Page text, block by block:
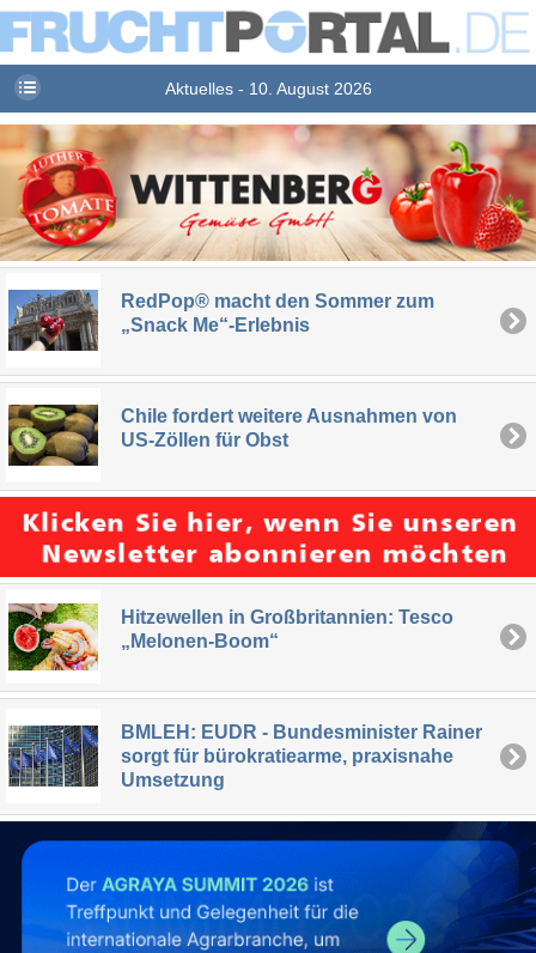
Aktuelles - 10. August 2026
RedPop® macht den Sommer zum
„Snack Me“-Erlebnis
Chile fordert weitere Ausnahmen von
US-Zöllen für Obst
Hitzewellen in Großbritannien: Tesco
„Melonen-Boom“
BMLEH: EUDR - Bundesminister Rainer
sorgt für bürokratiearme, praxisnahe
Umsetzung